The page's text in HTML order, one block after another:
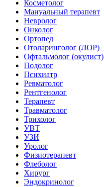
Косметолог
Мануальный терапевт
Невролог
Онколог
Ортопед
Отоларинголог (ЛОР)
Офтальмолог (окулист)
Подолог
Психиатр
Ревматолог
Рентгенолог
Терапевт
Травматолог
Трихолог
УВТ
УЗИ
Уролог
Физиотерапевт
Флеболог
Хирург
Эндокринолог